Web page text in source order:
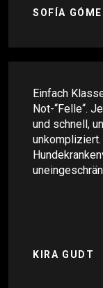
SOFÍA
Einfach
Not-“Felle“.
und schnell,
KIRA GUDT